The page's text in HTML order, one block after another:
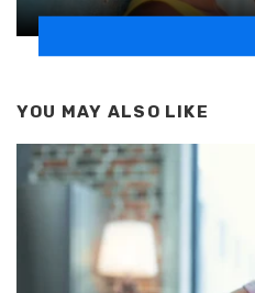
YOU MAY ALSO LIKE